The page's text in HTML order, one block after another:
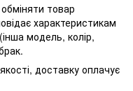
товар
характеристикам
модель, колір,
доставку оплачує